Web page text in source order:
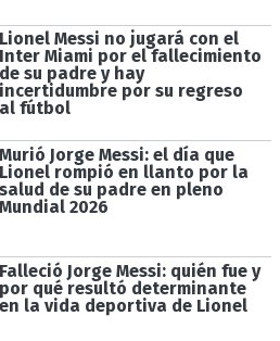
Lionel Messi no jugará con el
Inter Miami por el fallecimiento
de su padre y hay
incertidumbre por su regreso
al fútbol
Murió Jorge Messi: el día que
Lionel rompió en llanto por la
salud de su padre en pleno
Mundial 2026
Falleció Jorge Messi: quién fue y
por qué resultó determinante
en la vida deportiva de Lionel